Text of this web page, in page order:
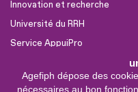
Agefiph dépose des
nécessaires au bon
Innovation et recherche
Université du RRH
Service AppuiPro
Nous suivre